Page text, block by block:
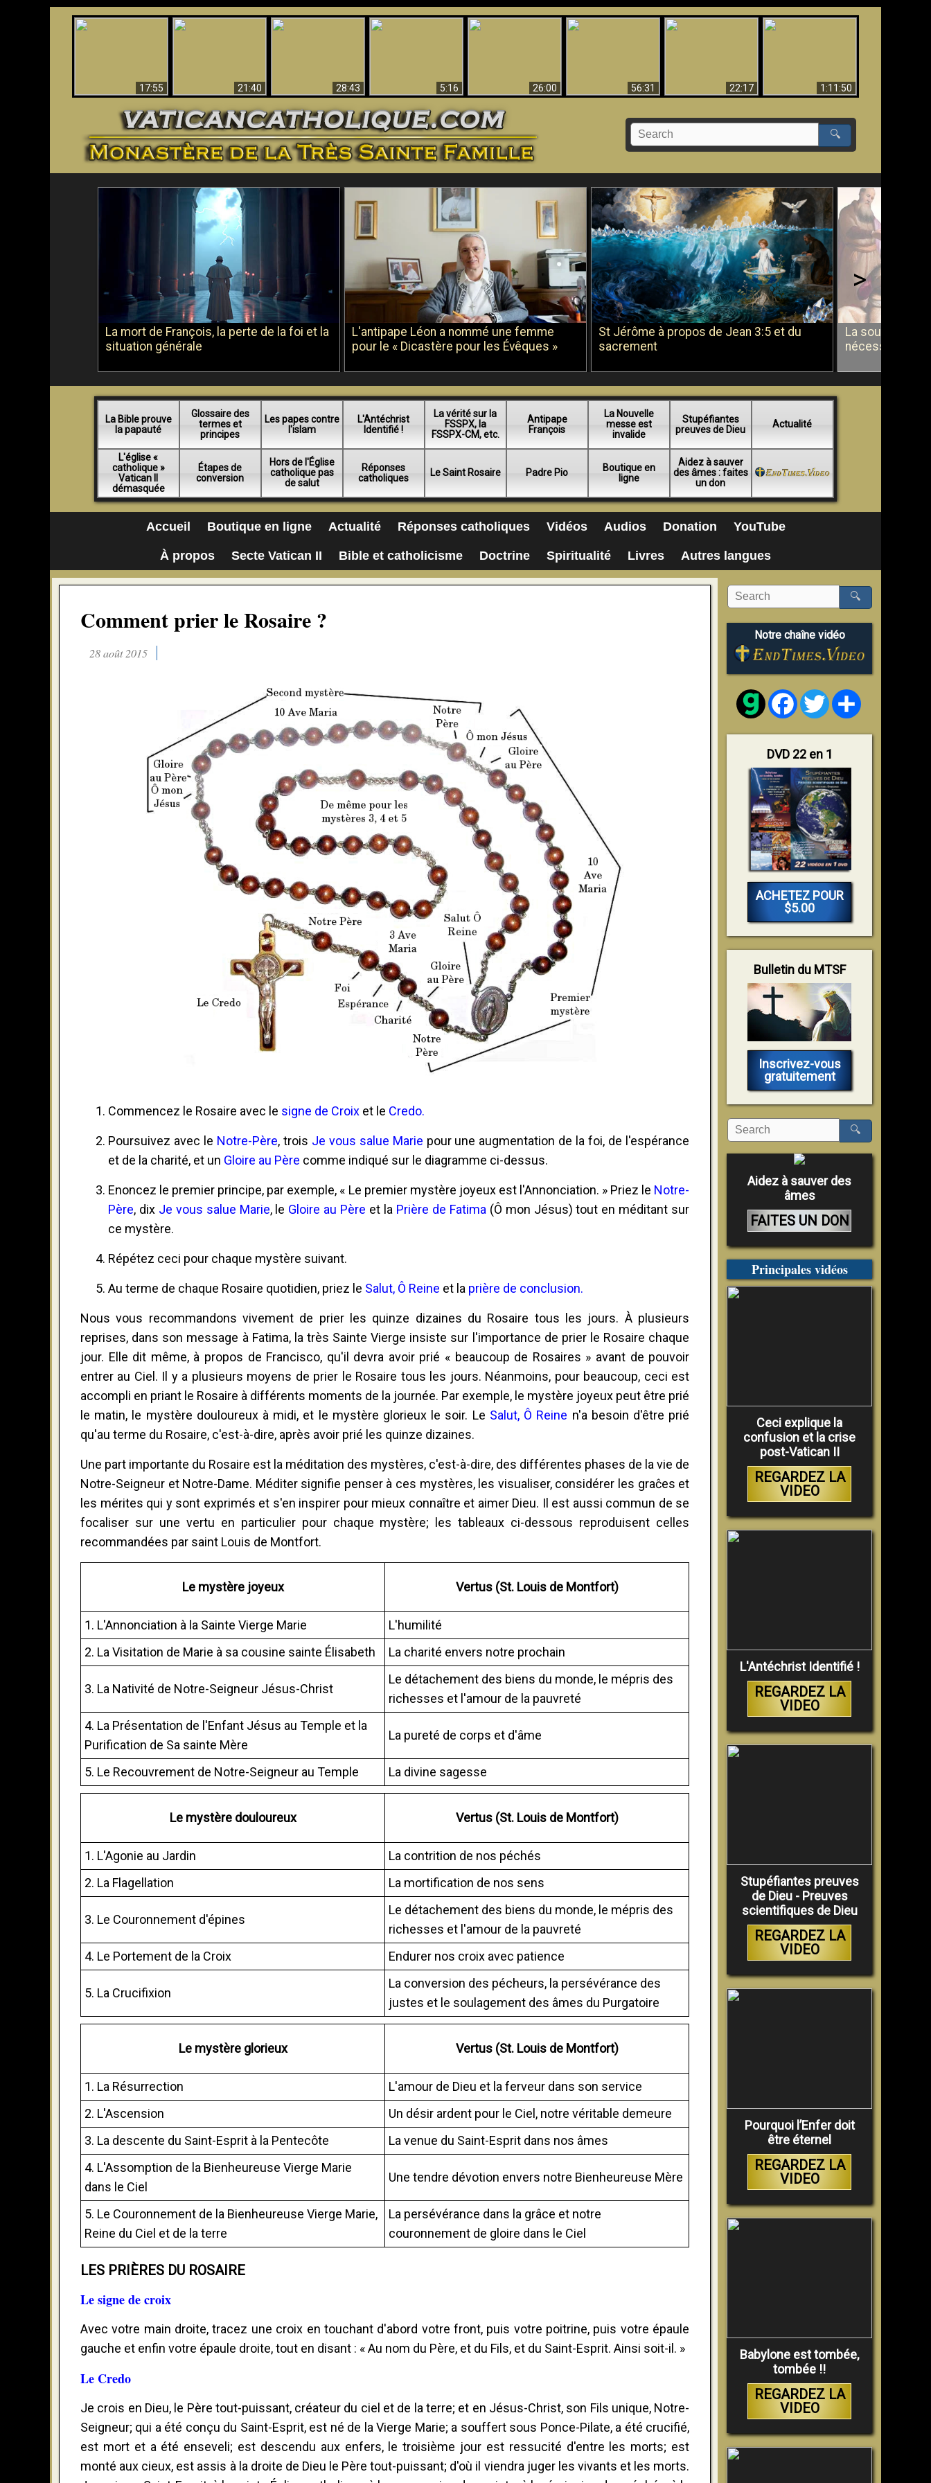
17:55
21:40
28:43
5:16
26:00 56:31 22:17
1:11:50
🔍
La mort de François, la perte de la foi et la
situation générale
L'antipape Léon a nommé une femme
pour le « Dicastère pour les Évêques »
St Jérôme à propos de Jean 3:5 et du
sacrement
La soumission
nécessité du
>
La Bible prouve
la papauté
Glossaire des
termes et
principes
Les papes contre
l'islam
L'Antéchrist
Identifié !
La vérité sur la
FSSPX, la
FSSPX-CM, etc.
Antipape
François
La Nouvelle
messe est
invalide
Stupéfiantes
preuves de Dieu
Actualité
L'église «
catholique »
Vatican II
démasquée
Étapes de
conversion
Hors de l'Église
catholique pas
de salut
Réponses
catholiques
Le Saint Rosaire Padre Pio
Boutique en
ligne
Aidez à sauver
des âmes : faites
un don
Accueil Boutique en ligne Actualité Réponses catholiques Vidéos Audios Donation YouTube
À propos Secte Vatican II Bible et catholicisme Doctrine Spiritualité Livres Autres langues
Comment prier le Rosaire ?
28 août 2015
Commencez le Rosaire avec le signe de Croix et le Credo.
Poursuivez avec le Notre-Père, trois Je vous salue Marie pour une augmentation de la foi, de l'espérance
et de la charité, et un Gloire au Père comme indiqué sur le diagramme ci-dessus.
Enoncez le premier principe, par exemple, « Le premier mystère joyeux est l'Annonciation. » Priez le Notre-
Père, dix Je vous salue Marie, le Gloire au Père et la Prière de Fatima (Ô mon Jésus) tout en méditant sur
ce mystère.
Répétez ceci pour chaque mystère suivant.
Au terme de chaque Rosaire quotidien, priez le Salut, Ô Reine et la prière de conclusion.
Nous vous recommandons vivement de prier les quinze dizaines du Rosaire tous les jours. À plusieurs
reprises, dans son message à Fatima, la très Sainte Vierge insiste sur l'importance de prier le Rosaire chaque
jour. Elle dit même, à propos de Francisco, qu'il devra avoir prié « beaucoup de Rosaires » avant de pouvoir
entrer au Ciel. Il y a plusieurs moyens de prier le Rosaire tous les jours. Néanmoins, pour beaucoup, ceci est
accompli en priant le Rosaire à différents moments de la journée. Par exemple, le mystère joyeux peut être prié
le matin, le mystère douloureux à midi, et le mystère glorieux le soir. Le Salut, Ô Reine n'a besoin d'être prié
qu'au terme du Rosaire, c'est-à-dire, après avoir prié les quinze dizaines.
Une part importante du Rosaire est la méditation des mystères, c'est-à-dire, des différentes phases de la vie de
Notre-Seigneur et Notre-Dame. Méditer signifie penser à ces mystères, les visualiser, considérer les graĉes et
les mérites qui y sont exprimés et s'en inspirer pour mieux connaître et aimer Dieu. Il est aussi commun de se
focaliser sur une vertu en particulier pour chaque mystère; les tableaux ci-dessous reproduisent celles
recommandées par saint Louis de Montfort.
Le mystère joyeux Vertus (St. Louis de Montfort)
1. L'Annonciation à la Sainte Vierge Marie
L'humilité
2. La Visitation de Marie à sa cousine sainte Élisabeth
La charité envers notre prochain
3. La Nativité de Notre-Seigneur Jésus-Christ
Le détachement des biens du monde, le mépris des
richesses et l'amour de la pauvreté
4. La Présentation de l'Enfant Jésus au Temple et la
Purification de Sa sainte Mère
La pureté de corps et d'âme
5. Le Recouvrement de Notre-Seigneur au Temple La divine sagesse
Le mystère douloureux Vertus (St. Louis de Montfort)
1. L'Agonie au Jardin
La contrition de nos péchés
2. La Flagellation
La mortification de nos sens
3. Le Couronnement d'épines
Le détachement des biens du monde, le mépris des
richesses et l'amour de la pauvreté
4. Le Portement de la Croix
Endurer nos croix avec patience
5. La Crucifixion
La conversion des pécheurs, la persévérance des
justes et le soulagement des âmes du Purgatoire
Le mystère glorieux Vertus (St. Louis de Montfort)
1. La Résurrection
L'amour de Dieu et la ferveur dans son service
2. L'Ascension
Un désir ardent pour le Ciel, notre véritable demeure
3. La descente du Saint-Esprit à la Pentecôte
La venue du Saint-Esprit dans nos âmes
4. L'Assomption de la Bienheureuse Vierge Marie
dans le Ciel
Une tendre dévotion envers notre Bienheureuse Mère
5. Le Couronnement de la Bienheureuse Vierge Marie,
Reine du Ciel et de la terre
La persévérance dans la grâce et notre
couronnement de gloire dans le Ciel
LES PRIÈRES DU ROSAIRE
Le signe de croix
Avec votre main droite, tracez une croix en touchant d'abord votre front, puis votre poitrine, puis votre épaule
gauche et enfin votre épaule droite, tout en disant : « Au nom du Père, et du Fils, et du Saint-Esprit. Ainsi soit-il. »
Le Credo
Je crois en Dieu, le Père tout-puissant, créateur du ciel et de la terre; et en Jésus-Christ, son Fils unique, Notre-
Seigneur; qui a été conçu du Saint-Esprit, est né de la Vierge Marie; a souffert sous Ponce-Pilate, a été crucifié,
est mort et a été enseveli; est descendu aux enfers, le troisième jour est ressucité d'entre les morts; est
monté aux cieux, est assis à la droite de Dieu le Père tout-puissant; d'où il viendra juger les vivants et les morts.
🔍
Notre chaîne vidéo
FacebookTwitter
DVD 22 en 1
ACHETEZ POUR
$5.00
Bulletin du MTSF
Inscrivez-vous
gratuitement
🔍
Aidez à sauver des
âmes
FAITES UN DON
Principales vidéos
Ceci explique la
confusion et la crise
post-Vatican II
REGARDEZ LA
VIDEO
L'Antéchrist Identifié !
REGARDEZ LA
VIDEO
Stupéfiantes preuves
de Dieu - Preuves
scientifiques de Dieu
REGARDEZ LA
VIDEO
Pourquoi l’Enfer doit
être éternel
REGARDEZ LA
VIDEO
Babylone est tombée,
tombée !!
REGARDEZ LA
VIDEO